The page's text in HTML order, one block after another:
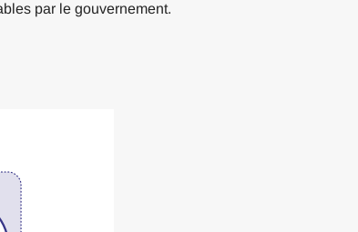
par le gouvernement.